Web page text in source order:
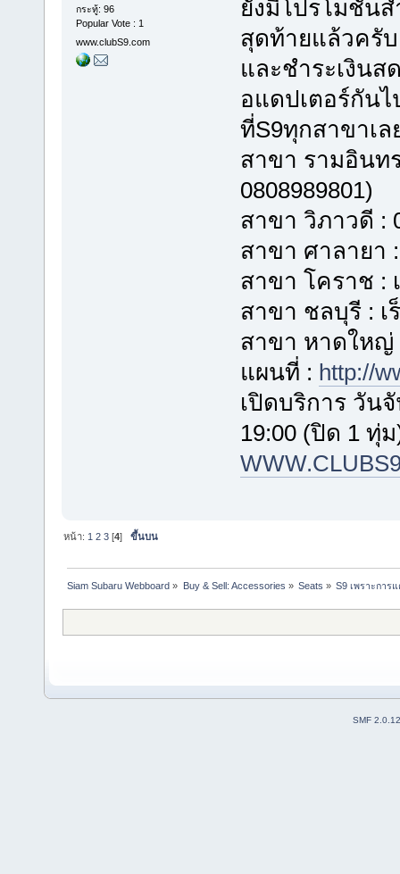
กระทู้: 96
Popular Vote : 1
www.clubS9.com
ยังมีโปรโมชั่นส
สุดท้ายแล้วครั
และชำระเงิน
อแดปเตอร์กัน
ที่S9ทุกสาขาเ
สาขา รามอินท
0808989801)
สาขา วิภาวดี :
สาขา ศาลายา :
สาขา โคราช :
สาขา ชลบุรี : เ
สาขา หาดใหญ่
แผนที่ : http://
เปิดบริการ วัน
19:00 (ปิด 1 ทุ่
หน้า: 1 2 3 [4]ขึ้นบน
Siam Subaru Webboard » Buy & Sell: Accessories » Seats » S9 เพราะการ
SMF 2.0.12